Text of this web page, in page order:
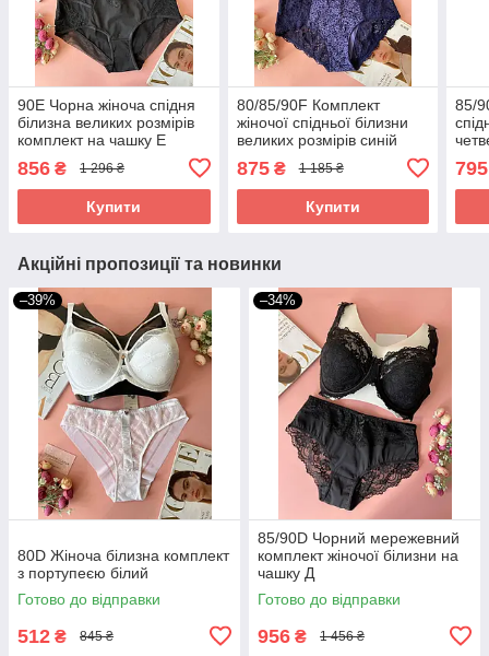
90Е Чорна жіноча спідня
білизна великих розмірів
комплект на чашку Е
856 ₴ 1 296 ₴
Купити
80/85/90F Комплект
жіночої спідньої білизни
великих розмірів синій
875₴ 1 185 ₴
Купити
85/
795
Акційні пропозиції та новинки
–39%
80D Жіноча білизна комплект
з портупеєю білий
Готово до відправки
512 ₴ 845 ₴
–34%
85/90D Чорний мережевний
комплект жіночої білизни на
чашку Д
Готово до відправки
956 ₴ 1 456 ₴